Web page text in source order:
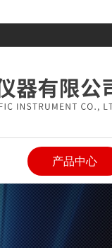
产品中心